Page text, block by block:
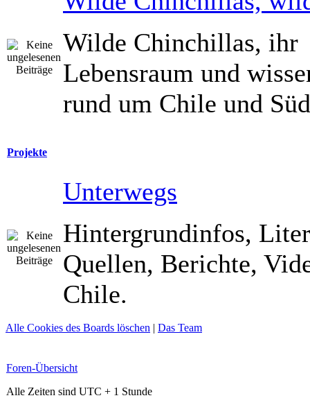
Wilde Chinchillas, ihr
Lebensraum und
rund um Chile und
Projekte
Unterwegs
Hintergrundinfos,
Quellen, Berichte,
Chile.
Alle Cookies des Boards löschen | Das Team
Foren-Übersicht
Alle Zeiten sind UTC + 1 Stunde